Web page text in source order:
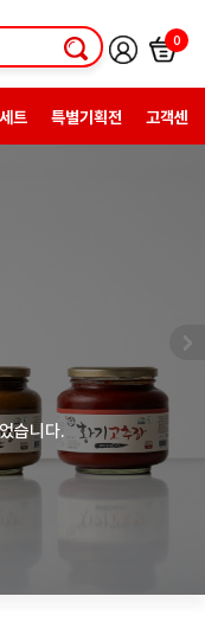
0
트 특별기획전 고객센터
습니다.